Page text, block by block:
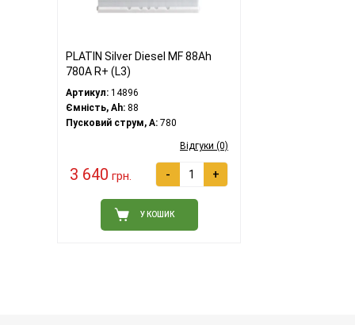
PLATIN Silver Diesel MF 88Ah
780A R+ (L3)
Артикул: 14896
Ємність, Ah: 88
Пусковий струм, A: 780
Відгуки (0)
3 640 грн. - +
У КОШИК